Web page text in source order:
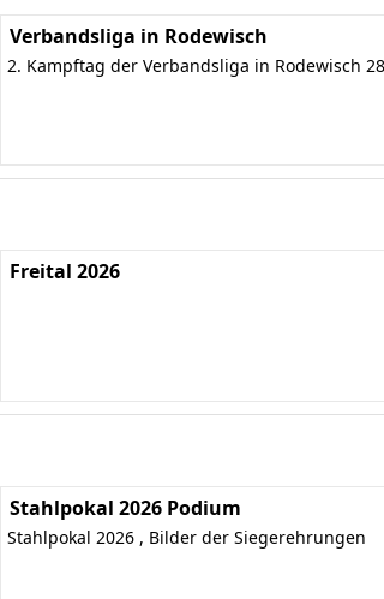
Verbandsliga in Rodewisch
2. Kampftag der Verbandsliga in Rodewisch
Freital 2026
Stahlpokal 2026 Podium
Stahlpokal 2026 , Bilder der Siegerehrungen